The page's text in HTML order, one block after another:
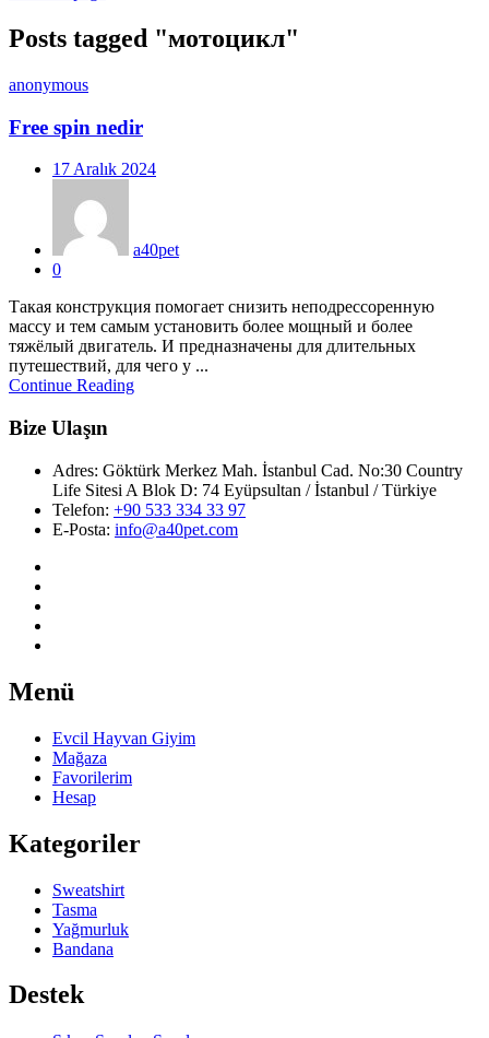
Posts tagged "мотоцикл"
anonymous
Free spin nedir
Posted
17 Aralık 2024
a40pet
0
Такая конструкция помогает снизить неподрессоренную
массу и тем самым установить более мощный и более
тяжёлый двигатель. И предназначены для длительных
путешествий, для чего у ...
Continue Reading
Bize Ulaşın
Adres: Göktürk Merkez Mah. İstanbul Cad. No:30 Country
Life Sitesi A Blok D: 74 Eyüpsultan / İstanbul / Türkiye
Telefon: +90 533 334 33 97
E-Posta: info@a40pet.com
Menü
Evcil Hayvan Giyim
Mağaza
Favorilerim
Hesap
Kategoriler
Sweatshirt
Tasma
Yağmurluk
Bandana
Destek